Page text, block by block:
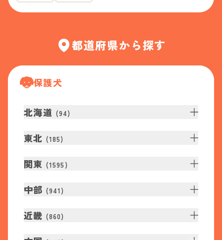
都道府県から探す
保護犬
北海道 (94)
東北 (185)
関東 (1595 )
中部 (941 )
近畿 (860)